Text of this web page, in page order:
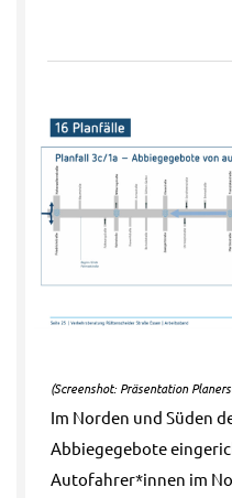
(Screenshot: Präsentation
Im Norden und Süden
Abbiegegebote
Autofahrer*innen im